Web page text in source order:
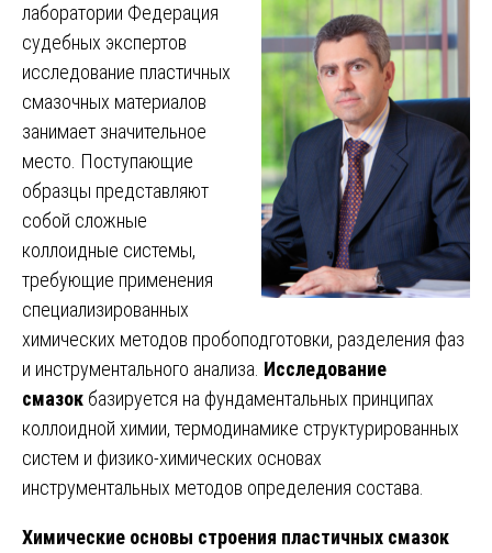
лаборатории Федерация
судебных экспертов
исследование пластичных
смазочных материалов
занимает значительное
место. Поступающие
образцы представляют
собой сложные
коллоидные системы,
требующие применения
специализированных
химических методов пробоподготовки, разделения фаз
и инструментального анализа. Исследование
смазок базируется на фундаментальных принципах
коллоидной химии, термодинамике структурированных
систем и физико-химических основах
инструментальных методов определения состава.
Химические основы строения пластичных смазок